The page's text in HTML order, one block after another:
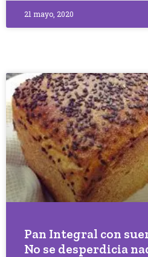
21 mayo, 2020
Pan Integral con
No se desperdicia